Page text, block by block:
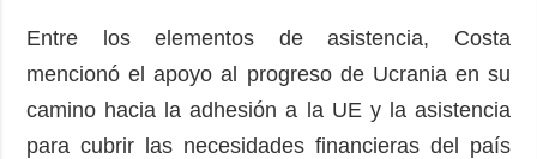
Entre los elementos de asistencia, Costa
mencionó el apoyo al progreso de Ucrania en su
camino hacia la adhesión a la UE y la asistencia
para cubrir las necesidades financieras del país